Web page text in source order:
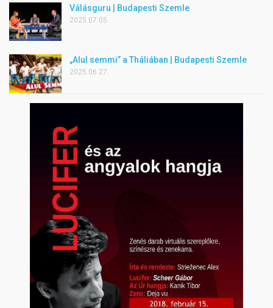
Válásguru | Budapesti Szemle
2025.07.05.
„Alul semmi” a Tháliában | Budapesti Szemle
2025.06.27.